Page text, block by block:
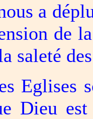
a déplu,
de
saleté
Dieu